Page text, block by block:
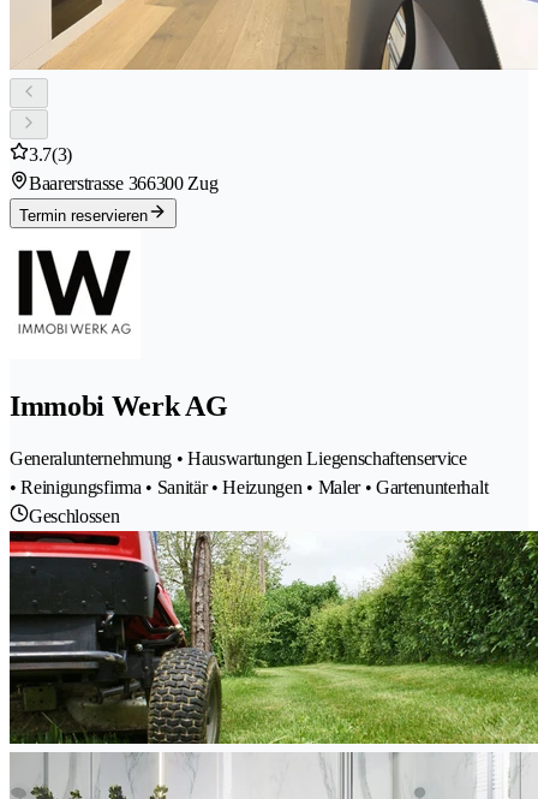
3.7(3)
Baarerstrasse 366300 Zug
Termin reservieren
Immobi Werk AG
Generalunternehmung • Hauswartungen Liegenschaftenservice
• Reinigungsfirma • Sanitär • Heizungen • Maler • Gartenunterhalt
Geschlossen